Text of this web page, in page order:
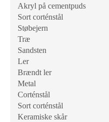
Akryl på cementpuds
Sort corténstål
Støbejern
Træ
Sandsten
Ler
Brændt ler
Metal
Corténstål
Sort corténstål
Keramiske skår